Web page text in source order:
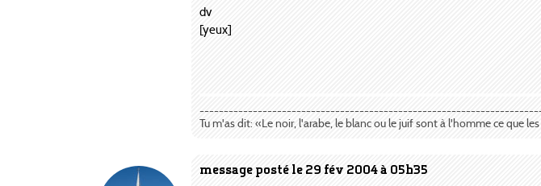
dv
[yeux]
Tu m'as dit: «Le noir, l'arabe, le blanc ou le juif sont à l'homme ce que
message posté le 29 fév 2004 à 05h35